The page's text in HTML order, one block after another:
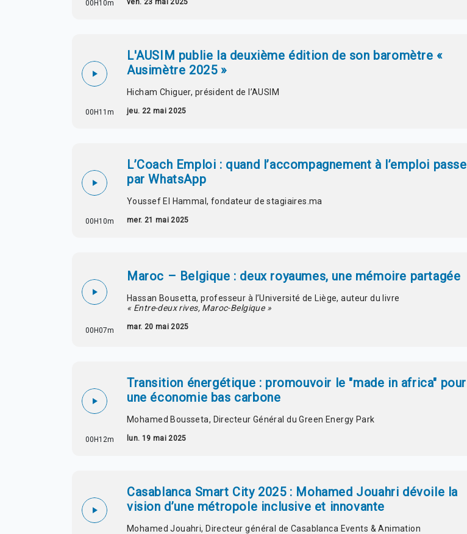
00H10m
00H11m
L'AUSIM publie la deuxième édition de son baromètre «
Ausimètre 2025 »
Hicham Chiguer, président de l’AUSIM
jeu. 22 mai 2025
00H10m
L’Coach Emploi : quand l’accompagnement à l’emploi passe
par WhatsApp
Youssef El Hammal, fondateur de stagiaires.ma
mer. 21 mai 2025
00H07m
Maroc – Belgique : deux royaumes, une mémoire partagée
Hassan Bousetta, professeur à l’Université de Liège, auteur du livre
« Entre-deux rives, Maroc-Belgique »
mar. 20 mai 2025
00H12m
Transition énergétique : promouvoir le "made in africa" pour
une économie bas carbone
Mohamed Bousseta, Directeur Général duGreen Energy Park
lun. 19 mai 2025
Casablanca Smart City 2025 : Mohamed Jouahri dévoile la
vision d’une métropole inclusive et innovante
Mohamed Jouahri, Directeur général de Casablanca Events & Animation